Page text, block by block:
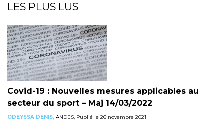
LES PLUS LUS
Covid-19 : Nouvelles mesures applicables au
secteur du sport – Maj 14/03/2022
ODEYSSA DENIS, ANDES, Publié le 26 novembre 2021